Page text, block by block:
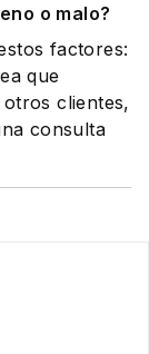
o malo?
factores:
que
clientes,
consulta